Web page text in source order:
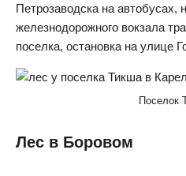
Петрозаводска на автобусах,
железнодорожного вокзала
поселка, остановка на улице
Поселок
Лес в Боровом